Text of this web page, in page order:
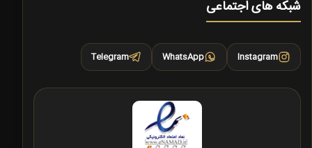
شبکه های اجتماعی
Instagram
WhatsApp
Telegram